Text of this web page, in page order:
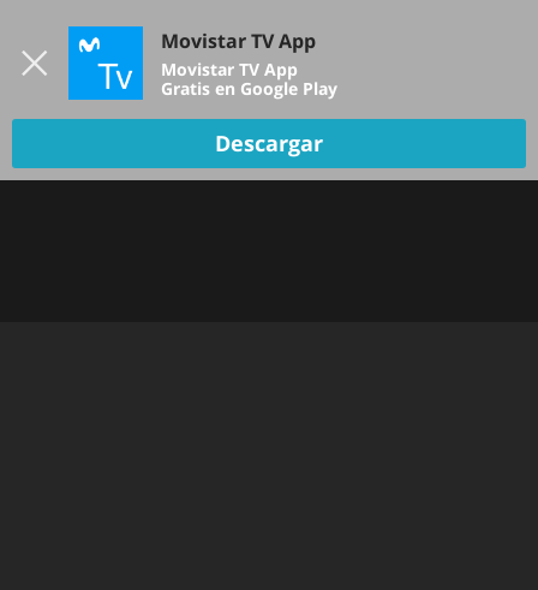
TV EN VIVO
Movistar TV App
Movistar TV App
Gratis en Google Play
Descargar